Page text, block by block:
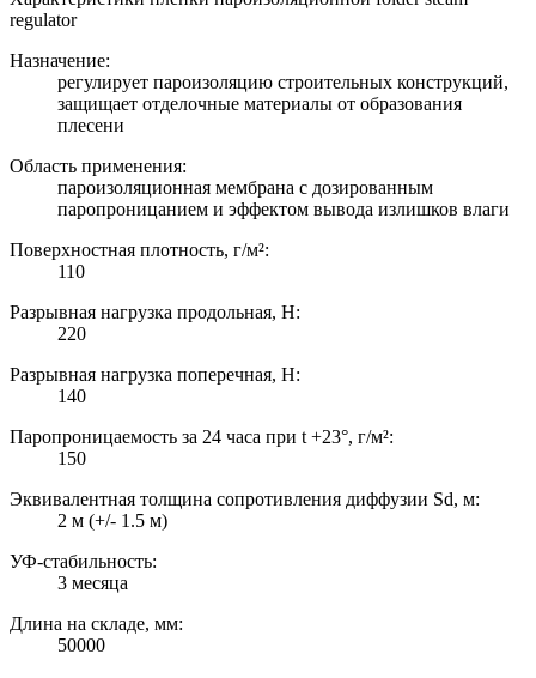
regulator
Назначение:
регулирует пароизоляцию строительных конструкций,
защищает отделочные материалы от образования
плесени
Область применения:
пароизоляционная мембрана с дозированным
паропроницанием и эффектом вывода излишков влаги
Поверхностная плотность, г/м²:
110
Разрывная нагрузка продольная, Н:
220
Разрывная нагрузка поперечная, Н:
140
Паропроницаемость за 24 часа при t +23°, г/м²:
150
Эквивалентная толщина сопротивления диффузии Sd, м:
2 м (+/- 1.5 м)
УФ-стабильность:
3 месяца
Длина на складе, мм:
50000